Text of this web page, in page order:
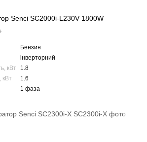
Senci SC2000i-L230V 1800W
Бензин
інверторний
кВт
1.8
кВт
1.6
1 фаза